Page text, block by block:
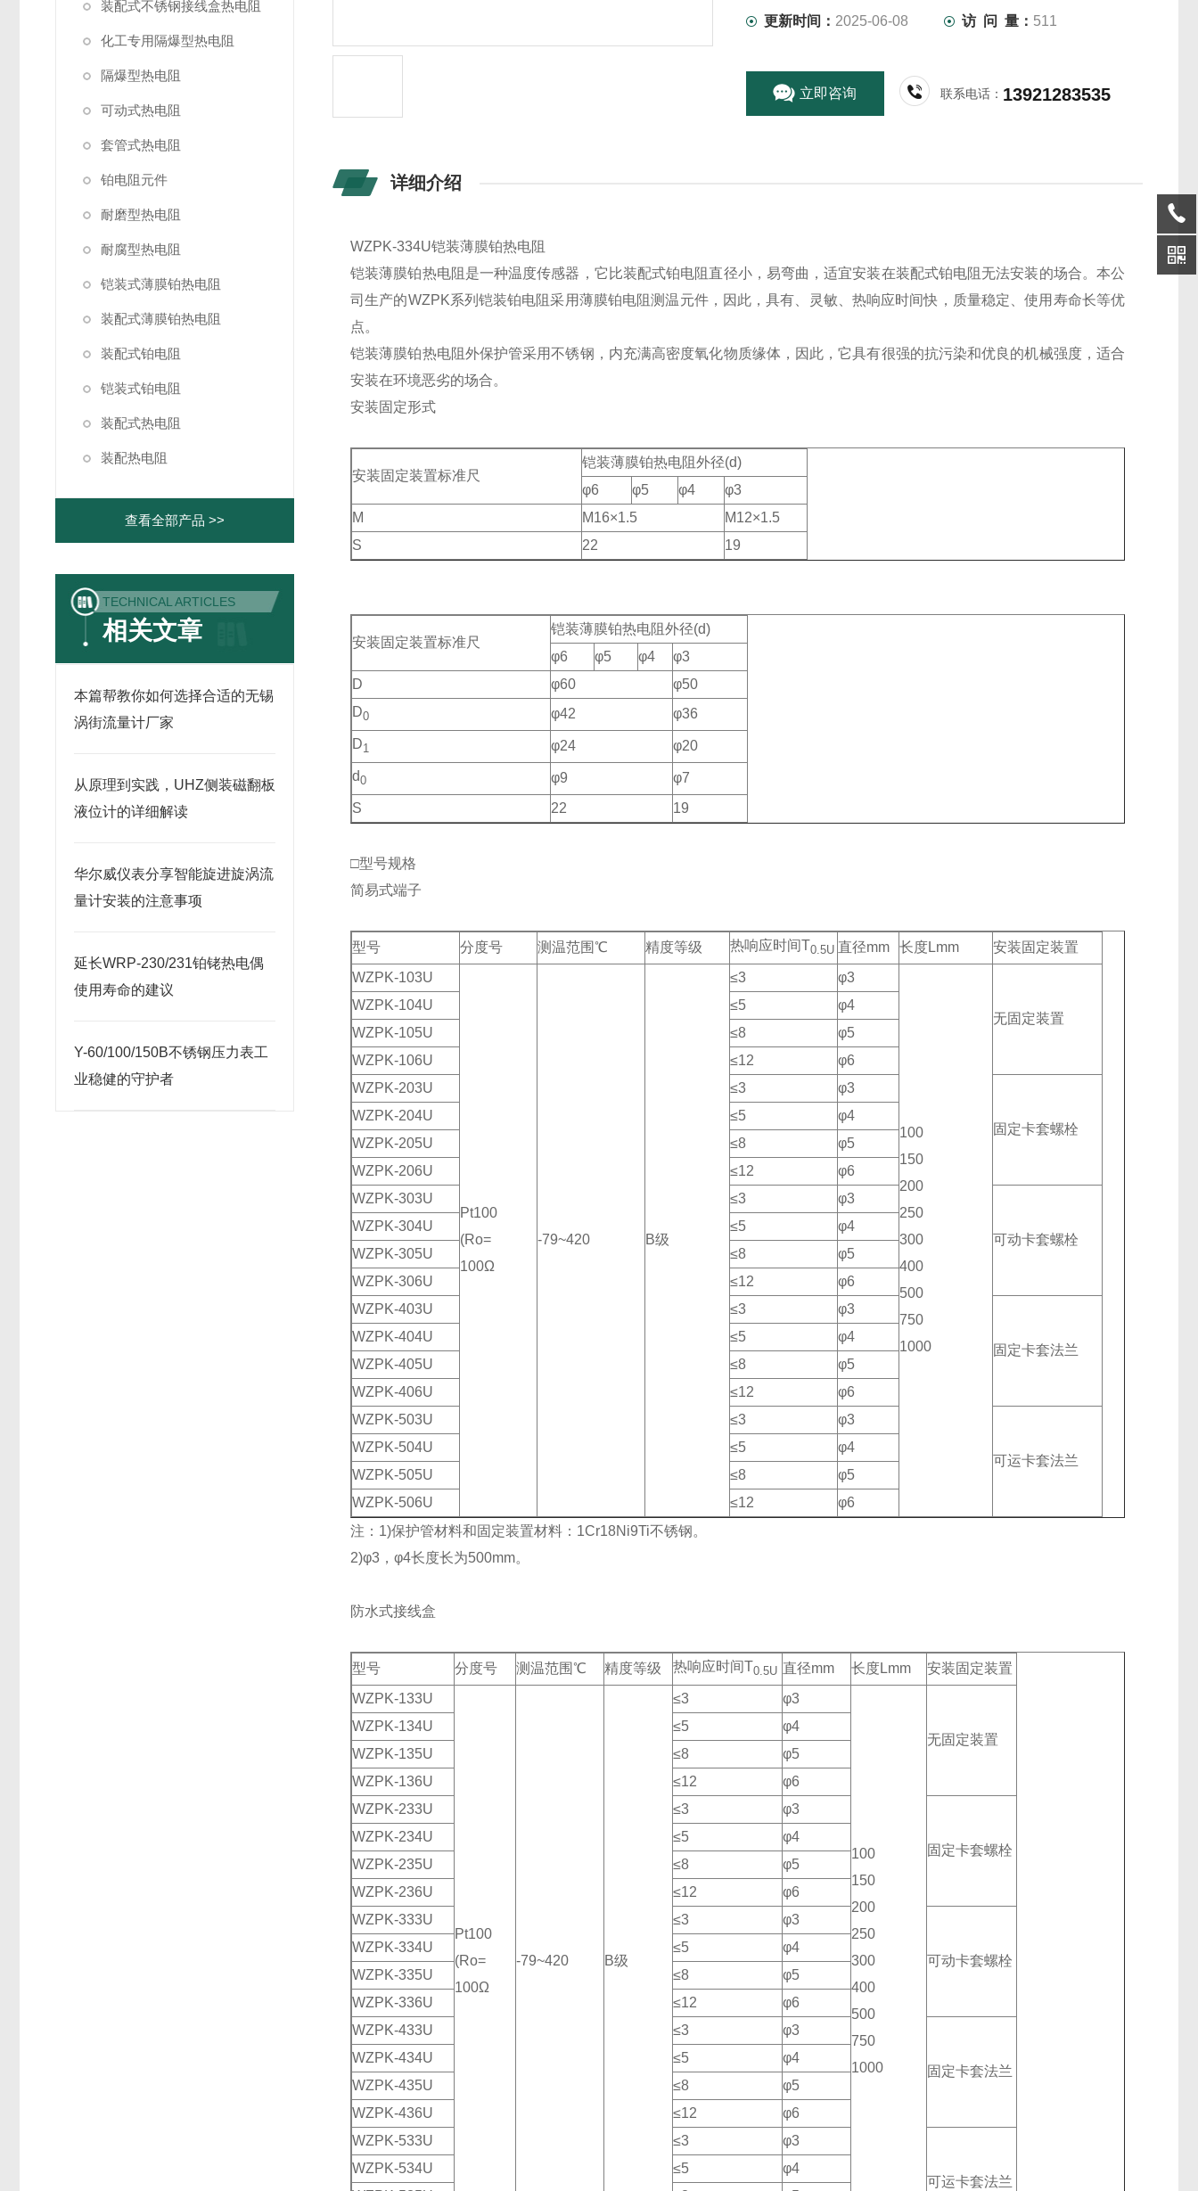
装配式不锈钢接线盒热电阻
化工专用隔爆型热电阻
隔爆型热电阻
可动式热电阻
套管式热电阻
铂电阻元件
耐磨型热电阻
耐腐型热电阻
铠装式薄膜铂热电阻
装配式薄膜铂热电阻
装配式铂电阻
铠装式铂电阻
装配式热电阻
装配热电阻
查看全部产品 >>
TECHNICAL ARTICLES
相关文章
本篇帮教你如何选择合适的无锡
涡街流量计厂家
从原理到实践，UHZ侧装磁翻板
液位计的详细解读
华尔威仪表分享智能旋进旋涡流
量计安装的注意事项
延长WRP-230/231铂铑热电偶
使用寿命的建议
Y-60/100/150B不锈钢压力表工
业稳健的守护者
更新时间： 2025-06-08 访 问 量： 511
立即咨询 联系电话： 13921283535
详细介绍
WZPK-334U铠装薄膜铂热电阻
铠装薄膜铂热电阻是一种温度传感器，它比装配式铂电阻直径小，易弯曲，适宜安装在装配式铂电阻无法安装的场合。本公
司生产的WZPK系列铠装铂电阻采用薄膜铂电阻测温元件，因此，具有、灵敏、热响应时间快，质量稳定、使用寿命长等优
点。
铠装薄膜铂热电阻外保护管采用不锈钢，内充满高密度氧化物质缘体，因此，它具有很强的抗污染和优良的机械强度，适合
安装在环境恶劣的场合。
安装固定形式
安装固定装置标准尺
铠装薄膜铂热电阻外径(d)
φ6
φ5 φ4
φ3
M
M16×1.5
M12×1.5
S
22 19
安装固定装置标准尺
铠装薄膜铂热电阻外径(d)
φ6
φ5 φ4
φ3
D
φ60
φ50
D0 φ42
φ36
D1 φ24
φ20
d0 φ9
φ7
S
22 19
□型号规格
简易式端子
型号 分度号 测温范围℃ 精度等级 热响应时间T0.5U 直径mm 长度Lmm
安装固定装置
WZPK-103U
Pt100
(Ro=
100Ω
-79~420 B级
≤3 φ3
100
150
200
250
300
400
500
750
1000
无固定装置
WZPK-104U ≤5
φ4
WZPK-105U
≤8
φ5
WZPK-106U
≤12
φ6
WZPK-203U
≤3 φ3
固定卡套螺栓
WZPK-204U ≤5
φ4
WZPK-205U
≤8
φ5
WZPK-206U
≤12
φ6
WZPK-303U
≤3 φ3
可动卡套螺栓
WZPK-304U ≤5
φ4
WZPK-305U
≤8
φ5
WZPK-306U
≤12
φ6
WZPK-403U
≤3 φ3
固定卡套法兰
WZPK-404U ≤5
φ4
WZPK-405U
≤8
φ5
WZPK-406U
≤12
φ6
WZPK-503U
≤3 φ3
可运卡套法兰
WZPK-504U ≤5
φ4
WZPK-505U
≤8
φ5
WZPK-506U
≤12
φ6
注：1)保护管材料和固定装置材料：1Cr18Ni9Ti不锈钢。
2)φ3，φ4长度长为500mm。
防水式接线盒
型号 分度号 测温范围℃ 精度等级 热响应时间T0.5U 直径mm 长度Lmm
安装固定装置
WZPK-133U
Pt100
(Ro=
100Ω
-79~420 B级
≤3 φ3
100
150
200
250
300
400
500
750
1000
无固定装置
WZPK-134U ≤5
φ4
WZPK-135U
≤8
φ5
WZPK-136U
≤12
φ6
WZPK-233U
≤3 φ3
固定卡套螺栓
WZPK-234U ≤5
φ4
WZPK-235U
≤8
φ5
WZPK-236U
≤12
φ6
WZPK-333U
≤3 φ3
可动卡套螺栓
WZPK-334U ≤5
φ4
WZPK-335U
≤8
φ5
WZPK-336U
≤12
φ6
WZPK-433U
≤3 φ3
固定卡套法兰
WZPK-434U ≤5
φ4
WZPK-435U
≤8
φ5
WZPK-436U
≤12
φ6
WZPK-533U
≤3 φ3
可运卡套法兰
WZPK-534U ≤5
φ4